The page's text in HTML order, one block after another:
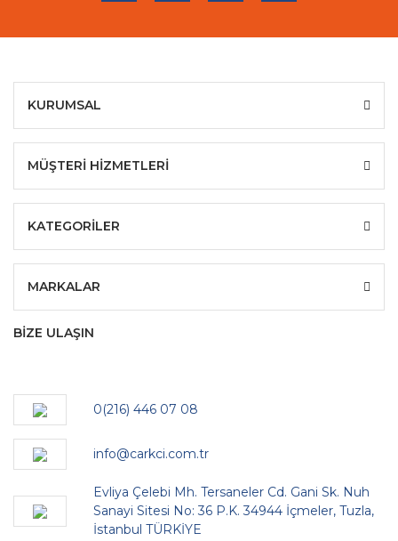
KURUMSAL
MÜŞTERİ HİZMETLERİ
KATEGORİLER
MARKALAR
BİZE ULAŞIN
0(216) 446 07 08
info@carkci.com.tr
Evliya Çelebi Mh. Tersaneler Cd. Gani Sk. Nuh
Sanayi Sitesi No: 36 P.K. 34944 İçmeler, Tuzla,
İstanbul TÜRKİYE